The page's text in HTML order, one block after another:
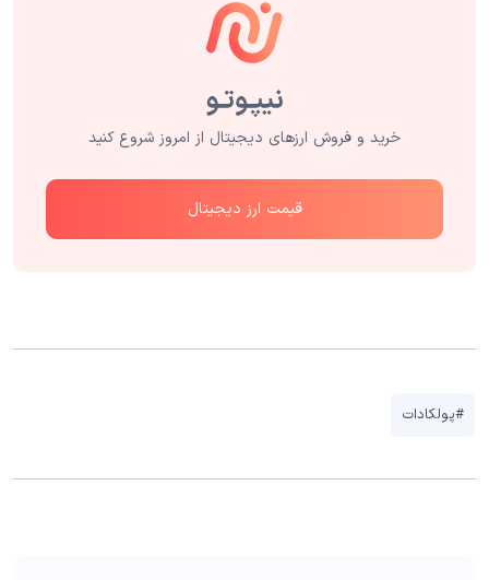
خرید و فروش ارزهای دیجیتال از امروز شروع کنید
قیمت ارز دیجیتال
#پولکادات